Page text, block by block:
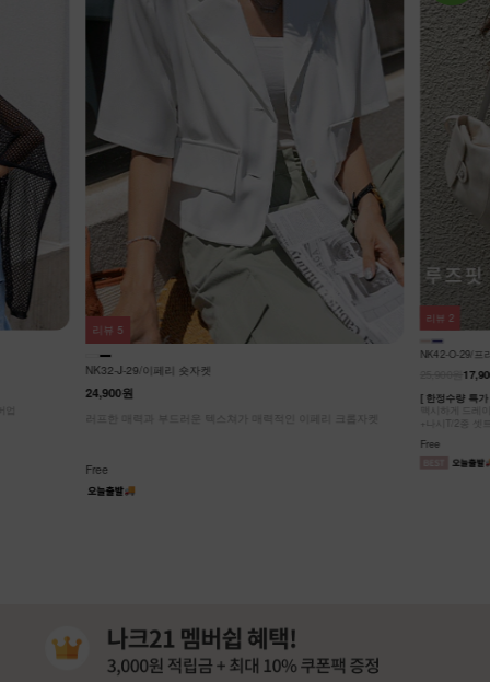
NK32-J-29/이페리 숏자켓
24,900원
러프한 매력과 부드러운 텍스쳐가 매력적인 이페리 크롭자켓
Free
리뷰 5
NK42-O-29/프
[ 한정수량 특
+나시T/2종 셋
Free
리뷰 2